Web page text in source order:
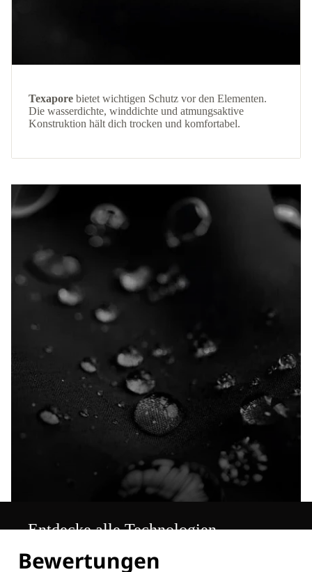
Texapore bietet wichtigen Schutz vor den Elementen.
Die wasserdichte, winddichte und atmungsaktive
Konstruktion hält dich trocken und komfortabel.
Entdecke alle Technologien